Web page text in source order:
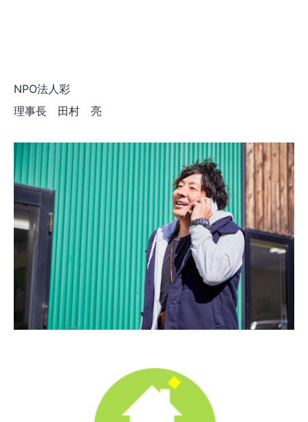
NPO法人彩
理事長 田村 亮